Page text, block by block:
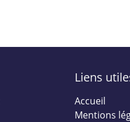
Liens
Accueil
Mentions